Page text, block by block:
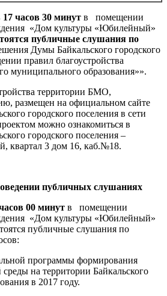
17 часов 30 минут в помещении
«Дом культуры «Юбилейный»
публичные слушания по
Думы Байкальского городского
правил благоустройства
муниципального образования»».
территории БМО,
размещен на официальном сайте
городского поселения в сети
можно ознакомиться в
городского поселения –
квартал 3 дом 16, каб.№18.
публичных слушаниях
00 минут в помещении
«Дом культуры «Юбилейный»
публичные слушания по
программы формирования
на территории Байкальского
в 2017 году.